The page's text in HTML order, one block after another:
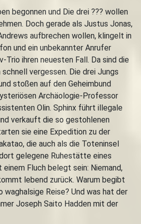
begonnen und Die drei ??? wollen
Doch gerade als Justus Jonas,
aufbrechen wollen, klingelt in
und ein unbekannter Anrufer
ihren neuesten Fall. Da sind die
vergessen. Die drei Jungs
stoßen auf den Geheimbund
Archäologie-Professor
Olin. Sphinx führt illegale
verkauft die so gestohlenen
sie eine Expedition zu der
die auch als die Toteninsel
gelegene Ruhestätte eines
Fluch belegt sein: Niemand,
lebend zurück. Warum begibt
waghalsige Reise? Und was hat der
Joseph Saito Hadden mit der